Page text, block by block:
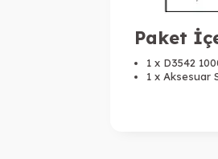
Paket
1 x D3542
1 x Aksesuar